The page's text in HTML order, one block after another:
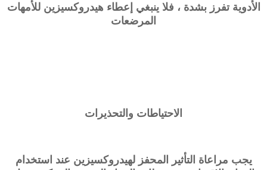
الأدوية تفرز بشدة ، فلا ينبغي إعطاء هيدروكسيزين للأمهات
المرضعات
الاحتياطات والتحذيرات
يجب مراعاة التأثير المحفز لهيدروكسيزين عند استخدام